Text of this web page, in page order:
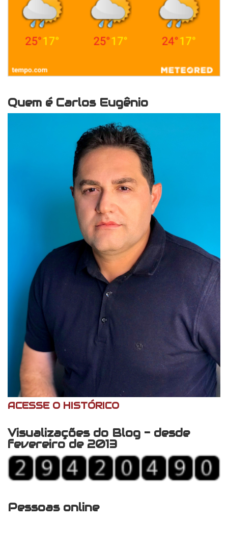
Quem é Carlos Eugênio
ACESSE O HISTÓRICO
Visualizações do Blog - desde
fevereiro de 2013
Pessoas online